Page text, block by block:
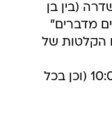
(בין בן
מדברים" 
הקלטות של
מתי? חמישי, 23 באפריל, 10:00-17:00 (וכן בכל